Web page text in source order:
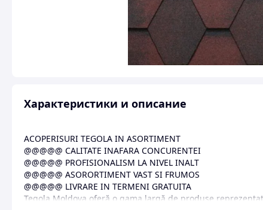
Характеристики и описание
ACOPERISURI TEGOLA IN ASORTIMENT
@@@@@ CALITATE INAFARA CONCURENTEI
@@@@@ PROFISIONALISM LA NIVEL INALT
@@@@@ ASORORTIMENT VAST SI FRUMOS
@@@@@ LIVRARE IN TERMENI GRATUITA
Tegola Moldova oferă o gama largă de produse